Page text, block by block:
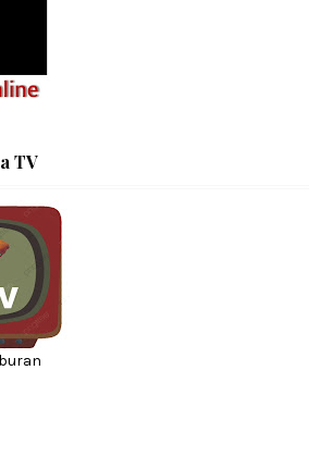
TV